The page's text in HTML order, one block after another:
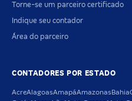
Torne-se um parceiro certificado
Indique seu contador
Área do parceiro
CONTADORES POR ESTADO
AcreAlagoasAmapáAmazonas Bahia